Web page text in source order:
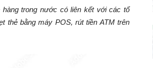
trong nước có liên kết với các tổ
thẻ bằng máy POS, rút tiền ATM trên